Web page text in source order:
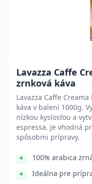
Lavazza Caffe
zrnková káva
Lavazza Caffe
káva v balení 1000g.
nízkou kyslosťou a
espressa. Je vhodná
spôsobmi prípravy.
100% arabica
Ideálna pre